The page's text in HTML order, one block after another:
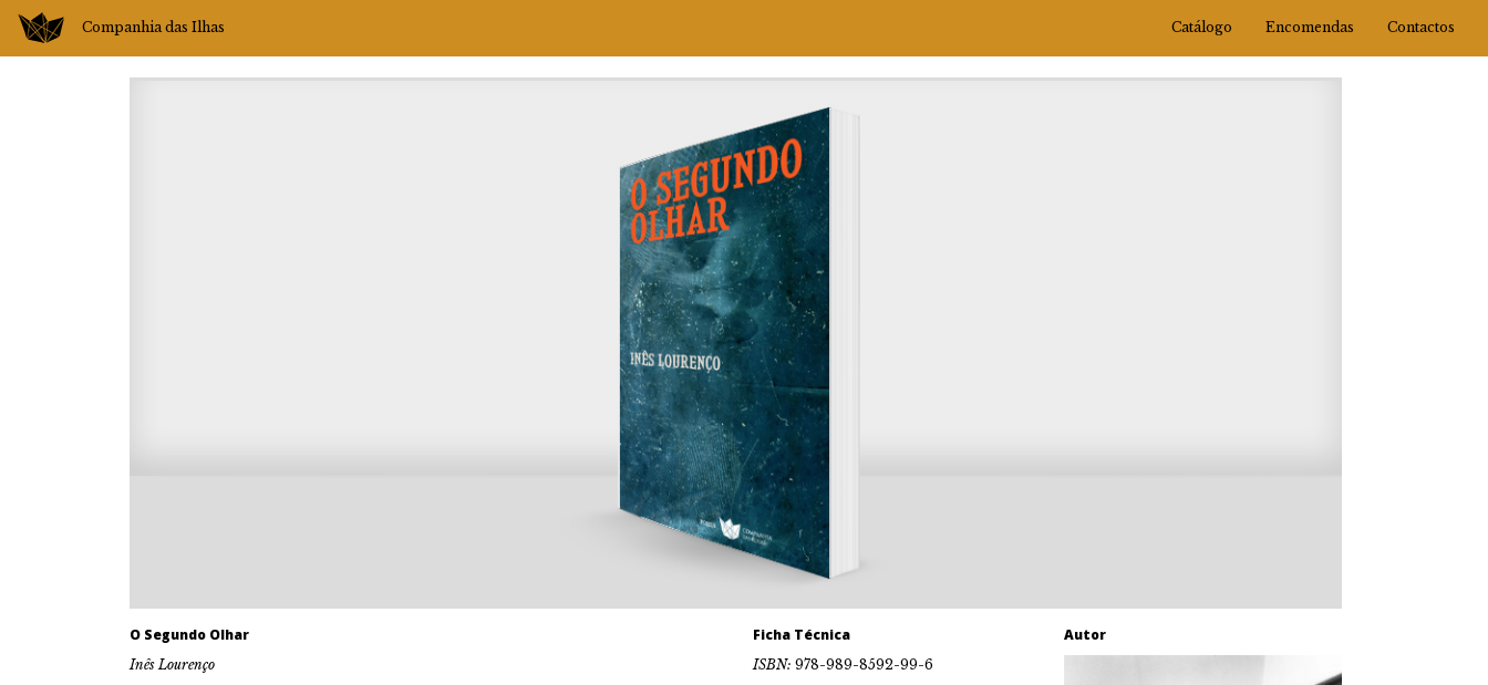
Companhia das Ilhas Catálogo Encomendas Contactos
O Segundo Olhar
Inês Lourenço
Ficha Técnica
ISBN: 978-989-8592-99-6
Autor